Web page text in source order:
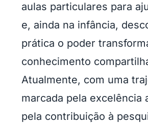
aulas particulares para
e, ainda na infância,
prática o poder
conhecimento
Atualmente, com uma
marcada pela excelência
pela contribuição à